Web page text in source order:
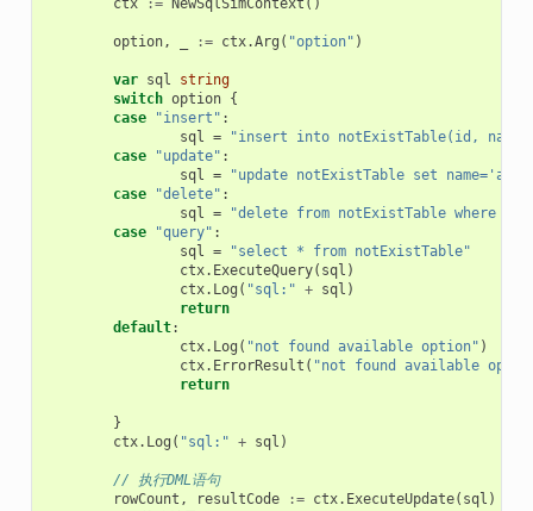
ctx := NewSqlSimContext ()
option, := ctx.Arg ( "option" )
var sql
string
switch option {
case
"insert" :
sql =
"insert into notExistTable(id,
case
"update" :
sql =
"update notExistTable set
case
"delete" :
sql =
"delete from notExistTable where
case
"query" :
sql =
"select * from notExistTable"
ctx. ExecuteQuery( sql )
ctx. Log ( "sql:" + sql )
return
default:
ctx. Log ( "not found available option" )
ctx. ErrorResult ( "not found available
return
}
ctx. Log ( "sql:" + sql )
// 执行DML语句
rowCount , resultCode := ctx. ExecuteUpdate( sql )